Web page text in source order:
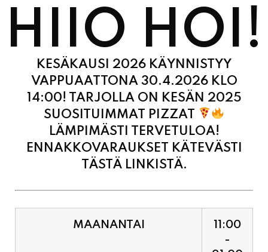
KESÄKAUSI 2026 KÄYNNISTYY
VAPPUAATTONA 30.4.2026 KLO
14:00! TARJOLLA ON KESÄN 2025
SUOSITUIMMAT PIZZAT
LÄMPIMÄSTI TERVETULOA!
ENNAKKOVARAUKSET KÄTEVÄSTI
TÄSTÄ LINKISTÄ.
-
21:00
11:00